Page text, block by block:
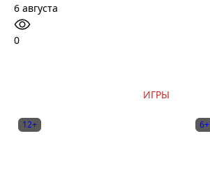
6 августа
0
ИГРЫ
12+ 6+